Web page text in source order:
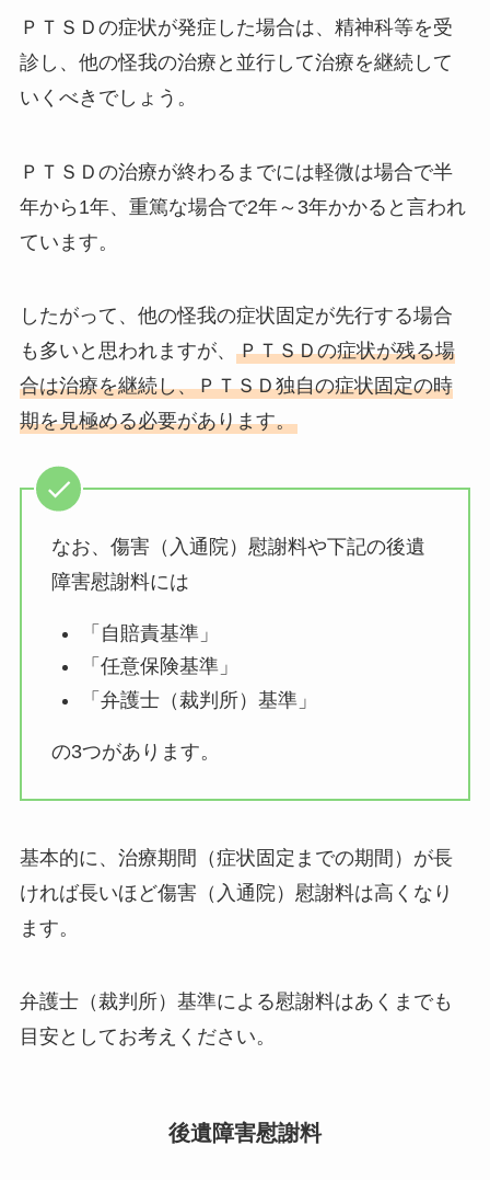
ＰＴＳＤの症状が発症した場合は、精神科等を受
診し、他の怪我の治療と並行して治療を継続して
いくべきでしょう。
ＰＴＳＤの治療が終わるまでには軽微は場合で半
年から1年、重篤な場合で2年～3年かかると言われ
ています。
したがって、他の怪我の症状固定が先行する場合
も多いと思われますが、 ＰＴＳＤの症状が残る場
合は治療を継続し、ＰＴＳＤ独自の症状固定の時
期を見極める必要があります。
なお、傷害（入通院）慰謝料や下記の後遺
障害慰謝料には
「自賠責基準」
「任意保険基準」
「弁護士（裁判所）基準」
の3つがあります。
基本的に、治療期間（症状固定までの期間）が長
ければ長いほど傷害（入通院）慰謝料は高くなり
ます。
弁護士（裁判所）基準による慰謝料はあくまでも
目安としてお考えください。
後遺障害慰謝料